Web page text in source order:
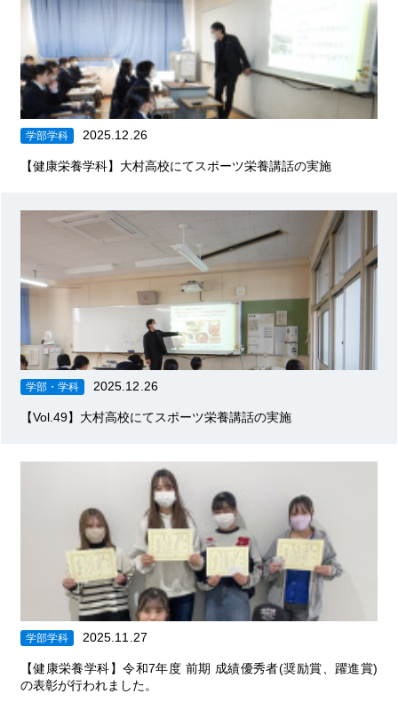
学部学科 2025.12.26
【健康栄養学科】大村高校にてスポーツ栄養講話の実施
学部・学科 2025.12.26
【Vol.49】大村高校にてスポーツ栄養講話の実施
学部学科 2025.11.27
【健康栄養学科】令和7年度 前期 成績優秀者(奨励賞、躍進賞)
の表彰が行われました。